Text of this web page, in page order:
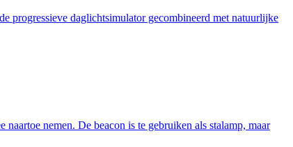
progressieve daglichtsimulator gecombineerd met natuurlijke
nemen. De beacon is te gebruiken als stalamp, maar